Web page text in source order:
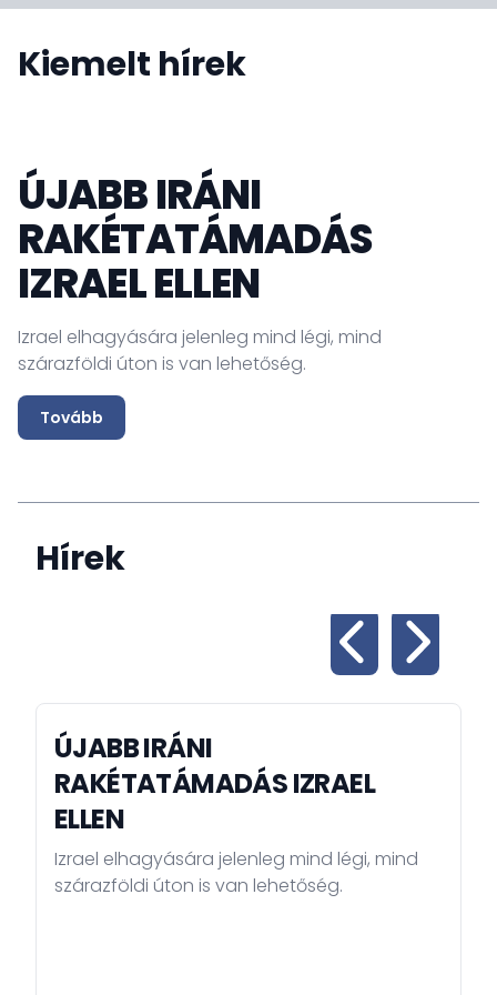
Kiemelt hírek
ÚJABB IRÁNI
RAKÉTATÁMADÁS
IZRAEL ELLEN
Izrael elhagyására jelenleg mind légi, mind
szárazföldi úton is van lehetőség.
Tovább
Hírek
ÚJABB IRÁNI
RAKÉTATÁMADÁS IZRAEL
ELLEN
Izrael elhagyására jelenleg mind légi, mind
szárazföldi úton is van lehetőség.